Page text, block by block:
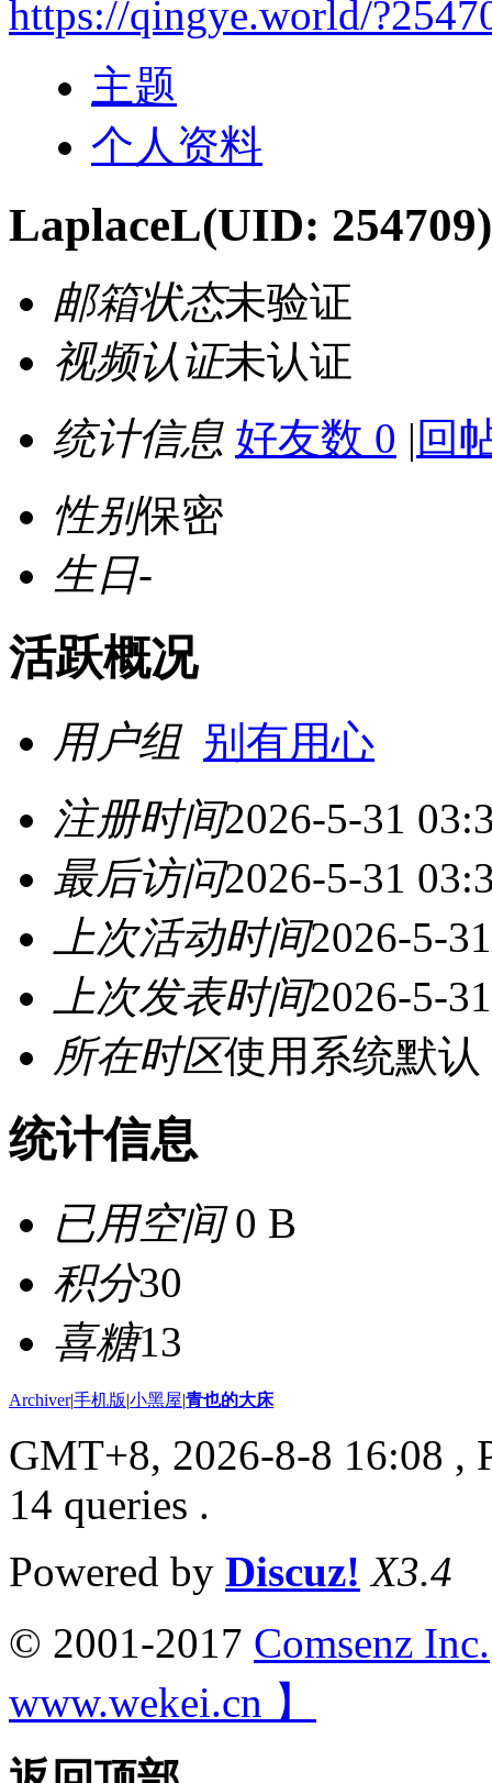
https://qingye.world/
主题
个人资料
LaplaceL(UID: 254709)
邮箱状态未验证
视频认证未认证
统计信息 好友数 0 | 回
性别保密
生日-
活跃概况
用户组 别有用心
注册时间2026-5-31
最后访问2026-5-31
上次活动时间2026-5-
上次发表时间2026-5-
所在时区使用系统默认
统计信息
已用空间0 B
积分30
喜糖13
Archiver|手机版|小黑屋|青也的大床
GMT+8, 2026-8-8 16:08 ,
14 queries .
Powered by Discuz! X3.4
© 2001-2017 Comsenz Inc.
www.wekei.cn 】